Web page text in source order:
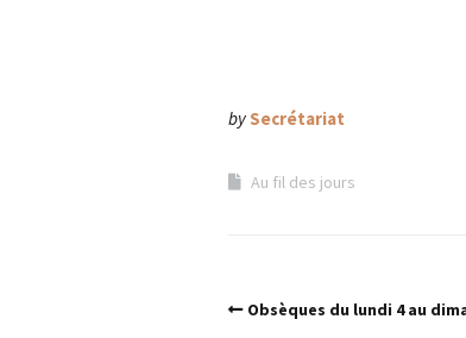
bySecrétariat
Au fil des jours
Obsèques du lundi 4 au